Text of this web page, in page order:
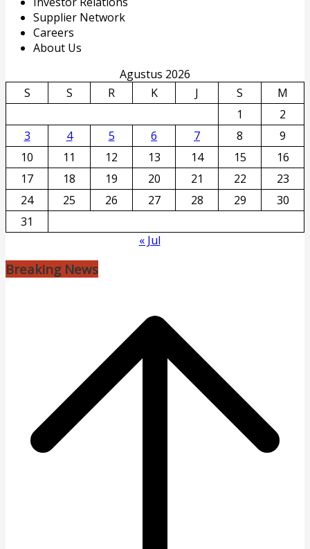
Supplier Network
Careers
About Us
Agustus 2026
S
S R K J S
M
1
2
3
4 5 6 7 8
9
10
11 12 13 14 15
16
17
18 19 20 21 22
23
24
25 26 27 28 29
30
31
« Jul
Breaking News